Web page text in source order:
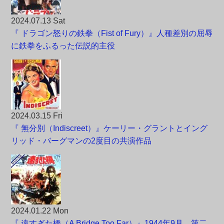
2024.07.13 Sat
『 ドラゴン怒りの鉄拳（Fist of Fury）』人種差別の屈辱
に鉄拳をふるった伝説的主役
2024.03.15 Fri
『 無分別（Indiscreet）』ケーリー・グラントとイング
リッド・バーグマンの2度目の共演作品
2024.01.22 Mon